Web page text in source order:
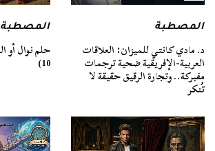
المصطبة
د. مادي كانتي للميزان: العلاقات
العربية-الإفريقية ضحية ترجمات
مفبركة.. وتجارة الرقيق حقيقة لا
تُنكر
المصطبة
10)